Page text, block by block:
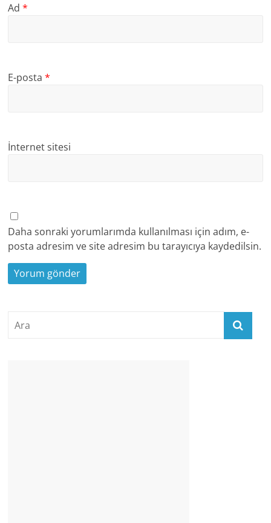
Ad*
E-posta*
İnternet sitesi
Daha sonraki yorumlarımda kullanılması için adım, e-
posta adresim ve site adresim bu tarayıcıya kaydedilsin.